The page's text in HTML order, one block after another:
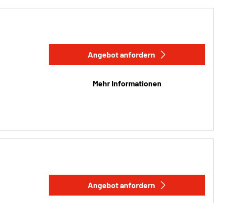
Angebot anfordern
Mehr Informationen
Angebot anfordern